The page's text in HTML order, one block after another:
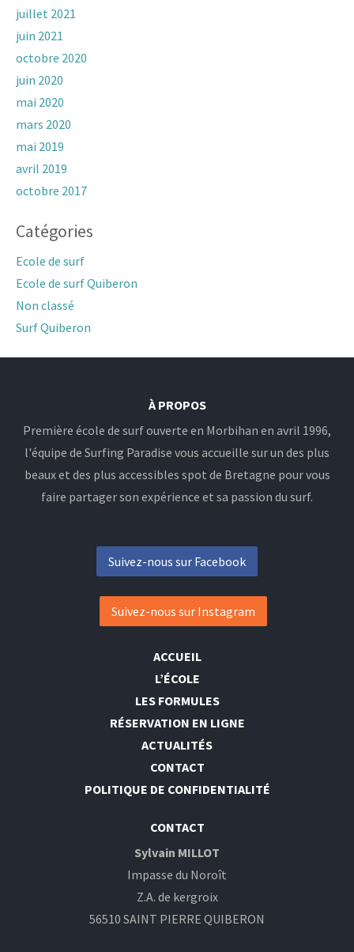
juillet 2021
juin 2021
octobre 2020
juin 2020
mai 2020
mars 2020
mai 2019
avril 2019
octobre 2017
Catégories
Ecole de surf
Ecole de surf Quiberon
Non classé
Surf Quiberon
À PROPOS
Première école de surf ouverte en Morbihan en avril 1996,
l'équipe de Surfing Paradise vous accueille sur un des plus
beaux et des plus accessibles spot de Bretagne pour vous
faire partager son expérience et sa passion du surf.
Suivez-nous sur Facebook
Suivez-nous sur Instagram
ACCUEIL
L’ÉCOLE
LES FORMULES
RÉSERVATION EN LIGNE
ACTUALITÉS
CONTACT
POLITIQUE DE CONFIDENTIALITÉ
CONTACT
Sylvain MILLOT
Impasse du Noroît
Z.A. de kergroix
56510 SAINT PIERRE QUIBERON